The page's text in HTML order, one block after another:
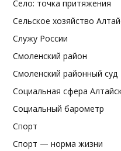
Село: точка притяжения
Сельское хозяйство
Служу России
Смоленский район
Смоленский районный суд
Социальная сфера
Социальный барометр
Спорт
Спорт — норма жизни